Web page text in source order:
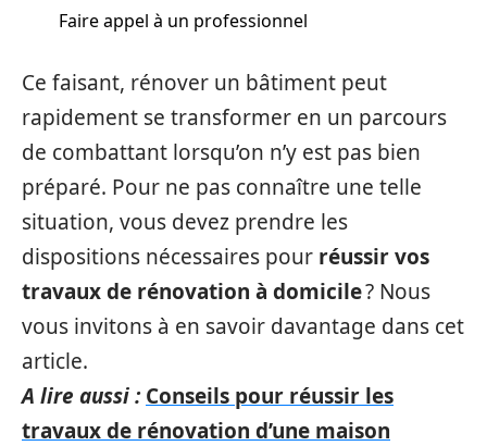
Faire appel à un professionnel
Ce faisant, rénover un bâtiment peut
rapidement se transformer en un parcours
de combattant lorsqu’on n’y est pas bien
préparé. Pour ne pas connaître une telle
situation, vous devez prendre les
dispositions nécessaires pour réussir vos
travaux de rénovation à domicile? Nous
vous invitons à en savoir davantage dans cet
article.
A lire aussi : Conseils pour réussir les
travaux de rénovation d’une maison